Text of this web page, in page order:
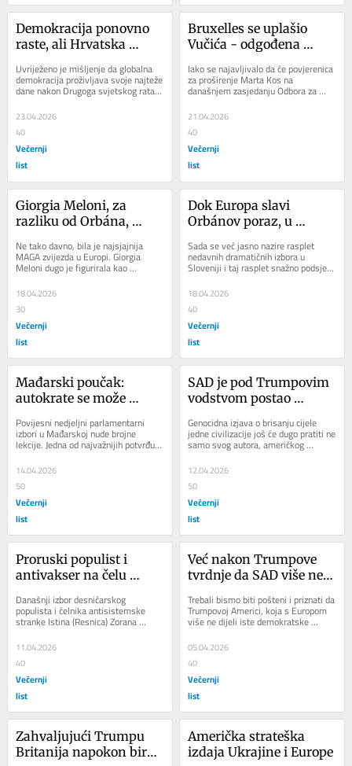
Demokracija ponovno
raste, ali Hrvatska
Uvriježeno je mišljenje da globalna
demokracija proživljava svoje najteže
dane nakon Drugoga svjetskog rata i
da globalne autokracije i diktature...
23.04.2026
40
Večernji
list
Bruxelles se uplašio
Vučića - odgođena
1,6 milijardi eura
Iako se najavljivalo da će povjerenica
za proširenje Marta Kos na
današnjem zasjedanju Odbora za
vanjske poslove Europskog
parlamenta objaviti...
21.04.2026
40
Večernji
list
Giorgia Meloni, za
razliku od Orbána,
europske desnice nije ni
proputinovska ni
Ne tako davno, bila je najsjajnija
MAGA zvijezda u Europi. Giorgia
Meloni dugo je figurirala kao
Trumpova najvjernija europska
saveznica. Štoviše,...
18.04.2026
30
Večernji
list
Dok Europa slavi
Orbánov poraz, u
saveznik vraća na vlast
Sada se već jasno nazire rasplet
nedavnih dramatičnih izbora u
Sloveniji i taj rasplet snažno podsjeća
na ono što se u Sloveniji dogodilo i
prije...
18.04.2026
40
Večernji
list
Mađarski poučak:
autokrate se može
nepravednim izborima
Povijesni nedjeljni parlamentarni
izbori u Mađarskoj nude brojne
lekcije. Jedna od najvažnijih potvrđuje
da je autokrate i autokratske režime
ipak...
14.04.2026
50
Večernji
list
SAD je pod Trumpovim
vodstvom postao
Genocidna izjava o brisanju cijele
jedne civilizacije još će dugo pratiti ne
samo svog autora, američkog
predsjednika Donalda Trumpa, nego
i...
12.04.2026
50
Večernji
list
Proruski populist i
antivakser na čelu
otvara vrata četvrtoj
vladi Janeza Janše
Današnji izbor desničarskog
populista i čelnika antisistemske
stranke Istina (Resnica) Zorana
Stevanovića za predsjednika
slovenskog parlamenta,...
11.04.2026
40
Večernji
list
Već nakon Trumpove
tvrdnje da SAD više neće
Europljanima NATO je
postao besmislen
Trebali bismo biti pošteni i priznati da
Trumpovoj Americi, koja s Europom
više ne dijeli iste demokratske
vrijednosti zbog čije je zaštite NATO...
05.04.2026
40
Večernji
list
Zahvaljujući Trumpu
Britanija napokon bira
Američka strateška
izdaja Ukrajine i Europe